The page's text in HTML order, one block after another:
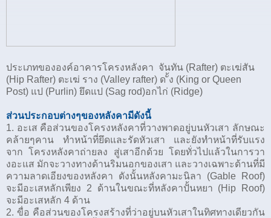
ประเภทขององค์อาคารโครงหลังคา จันทัน (Rafter) ตะเฆ่สัน
(Hip Rafter) ตะเฆ่ ราง (Valley rafter) ด ั้ง (King or Queen
Post) แป (Purlin) ยึดแป (Sag rod)อกไก่ (Ridge)
ส่วนประกอบต่างๆของหลังคามีดังนี้
1. อะเส คือส่วนของโครงหลังคาที่วางพาดอยู่บนหัวเสา ลักษณะ
คล้ายๆคาน ทำหน้าที่ยึดและรัดหัวเสา และยังทำหน้าที่รับแรง
จาก โครงหลังคาถ่ายลง สู่เสาอีกด้วย โดยทั่วไปแล้วในการวา
งอะแส มักจะวางทางด้านริมนอกของเสา และวางเฉพาะด้านที่มี
ความลาดเอียงของหลังคา ดังนั้นหลังคามะนิลา (Gable Roof)
จะมีอะเสหลักเพียง 2 ด้านในขณะที่หลังคาปั้นหยา (Hip Roof)
จะมีอะเสหลัก 4 ด้าน
2. ขื่อ คือส่วนของโครงสร้างที่ว่าอยู่บนหัวเสาในทิศทางเดียวกัน